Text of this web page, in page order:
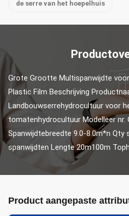
de serre van het hoepelhuis
Grote Grootte Multispanwijdte
Plastic Film Beschrijving
Landbouwserrehydrocultuur voor
tomatenhydrocultuur Modelleer nr.
Spanwijdtebreedte 9.0-8.0m*n Qty
spanwijdten Lengte 20m100m
Product aangepaste